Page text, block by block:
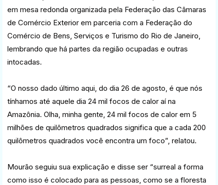
em mesa redonda organizada pela Federação das Câmaras
de Comércio Exterior em parceria com a Federação do
Comércio de Bens, Serviços e Turismo do Rio de Janeiro,
lembrando que há partes da região ocupadas e outras
intocadas.
“O nosso dado último aqui, do dia 26 de agosto, é que nós
tínhamos até aquele dia 24 mil focos de calor aí na
Amazônia. Olha, minha gente, 24 mil focos de calor em 5
milhões de quilômetros quadrados significa que a cada 200
quilômetros quadrados você encontra um foco”, relatou.
Mourão seguiu sua explicação e disse ser “surreal a forma
como isso é colocado para as pessoas, como se a floresta